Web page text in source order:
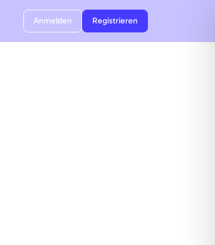
Anmelden Registrieren